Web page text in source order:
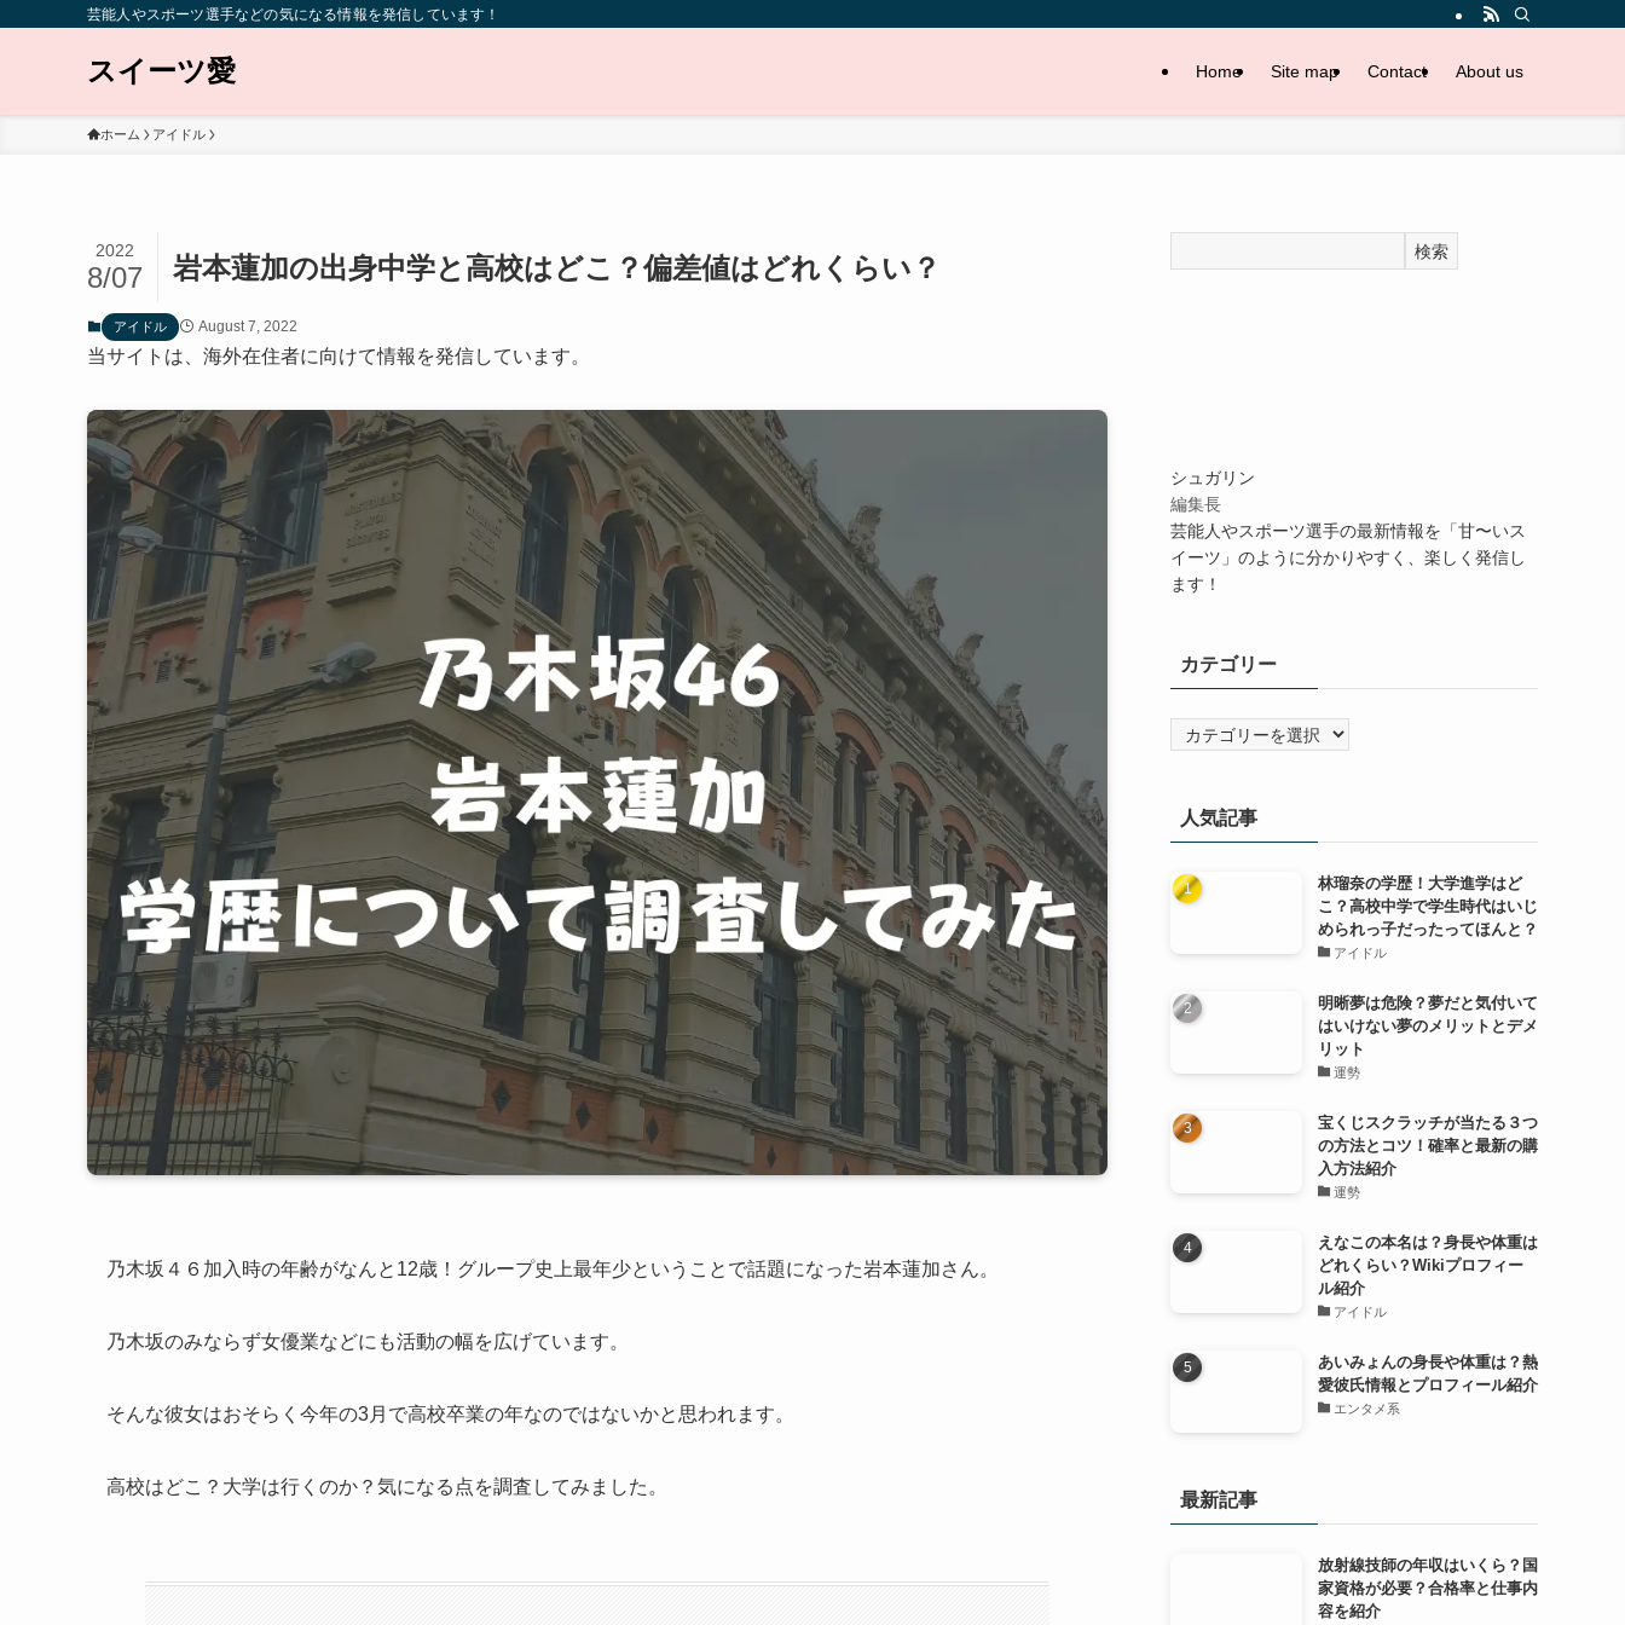
芸能人やスポーツ選手などの気になる情報を発信しています！
スイーツ愛 Home Site map Contact About us
ホーム アイドル
岩本蓮加の出身中学と高校はどこ？偏差値はどれくらい？
2022
8/07
アイドル August 7, 2022
当サイトは、海外在住者に向けて情報を発信しています。
乃木坂４６加入時の年齢がなんと12歳！グループ史上最年少ということで話題になった岩本蓮加さん。
乃木坂のみならず女優業などにも活動の幅を広げています。
そんな彼女はおそらく今年の3月で高校卒業の年なのではないかと思われます。
高校はどこ？大学は行くのか？気になる点を調査してみました。
検索
シュガリン
編集長
芸能人やスポーツ選手の最新情報を「甘〜いス
イーツ」のように分かりやすく、楽しく発信し
ます！
カテゴリー
テ
人気記事
林瑠奈の学歴！大学進学はど
こ？高校中学で学生時代はいじ
められっ子だったってほんと？
アイドル
明晰夢は危険？夢だと気付いて
はいけない夢のメリットとデメ
リット
運勢
宝くじスクラッチが当たる３つ
の方法とコツ！確率と最新の購
入方法紹介
運勢
えなこの本名は？身長や体重は
どれくらい？Wikiプロフィー
ル紹介
アイドル
あいみょんの身長や体重は？熱
愛彼氏情報とプロフィール紹介
エンタメ系
最新記事
放射線技師の年収はいくら？国
家資格が必要？合格率と仕事内
容を紹介